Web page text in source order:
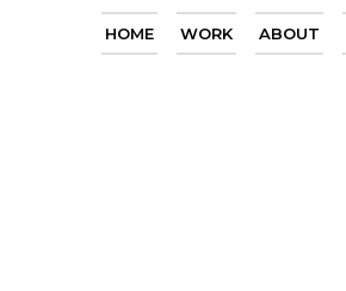
HOME WORK ABOUT